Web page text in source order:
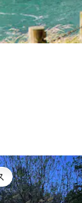
ョイスです。